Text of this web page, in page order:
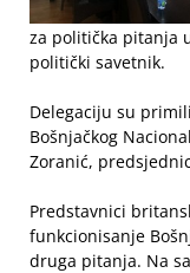
za politička pitanja
politički savetnik.
Delegaciju su
Bošnjačkog
Zoranić,
Predstavnici
funkcionisanje
druga pitanja. Na